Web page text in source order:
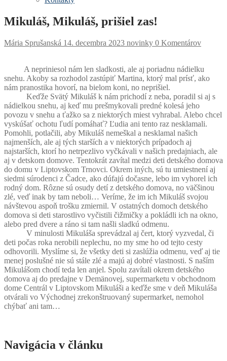
Mikuláš, Mikuláš, prišiel zas!
Mária Sprušanská 14. decembra 2023 novinky 0 Komentárov
A nepriniesol nám len sladkosti, ale aj poriadnu nádielku
snehu. Akoby sa rozhodol zastúpiť Martina, ktorý mal prísť, ako
nám pranostika hovorí, na bielom koni, no neprišiel.
Keďže Svätý Mikuláš k nám prichodí z neba, poradil si aj s
nádielkou snehu, aj keď mu prešmykovali predné kolesá jeho
povozu v snehu a ťažko sa z niektorých miest vyhrabal. Alebo chcel
vyskúšať ochotu ľudí pomáhať? Ľudia ani tento raz nesklamali.
Pomohli, potlačili, aby Mikuláš nemeškal a nesklamal našich
najmenších, ale aj tých starších a v niektorých prípadoch aj
najstarších, ktorí ho netrpezlivo vyčkávali v našich predajniach, ale
aj v detskom domove. Tentokrát zavítal medzi deti detského domova
do domu v Liptovskom Trnovci. Okrem iných, sú tu umiestnení aj
siedmi súrodenci z Čadce, ako dúfajú dočasne, lebo im vyhorel ich
rodný dom. Rôzne sú osudy detí z detského domova, no väčšinou
zlé, veď inak by tam neboli… Veríme, že im ich Mikuláš svojou
návštevou aspoň trošku zmiernil. V ostatných domoch detského
domova si deti starostlivo vyčistili čižmičky a pokládli ich na okno,
alebo pred dvere a ráno si tam našli sladkú odmenu.
V minulosti Mikuláša sprevádzal aj čert, ktorý vyzvedal, či
deti počas roka nerobili neplechu, no my sme ho od tejto cesty
odhovorili. Myslíme si, že všetky deti si zaslúžia odmenu, veď aj tie
menej poslušné nie sú stále zlé a majú aj dobré vlastnosti. S naším
Mikulášom chodí teda len anjel. Spolu zavítali okrem detského
domova aj do predajne v Demänovej, supermarketu v obchodnom
dome Centrál v Liptovskom Mikuláši a keďže sme v deň Mikuláša
otvárali vo Východnej zrekonštruovaný supermarket, nemohol
chýbať ani tam…
Navigácia v článku